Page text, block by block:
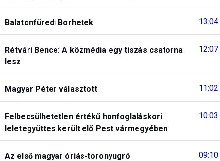
13:04
Balatonfüredi Borhetek
12:07
Rétvári Bence: A közmédia egy tiszás csatorna
lesz
11:02
Magyar Péter választott
10:03
Felbecsülhetetlen értékű honfoglaláskori
leletegyüttes került elő Pest vármegyében
09:10
Az első magyar óriás-toronyugró